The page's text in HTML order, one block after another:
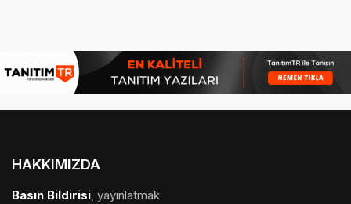
HAKKIMIZDA
Basın Bildirisi, yayınlatmak